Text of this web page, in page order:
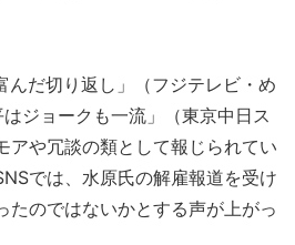
だ切り返し」（フジテレビ・め
ジョークも一流」（東京中日ス
アや冗談の類として報じられてい
では、水原氏の解雇報道を受け
たのではないかとする声が上がっ